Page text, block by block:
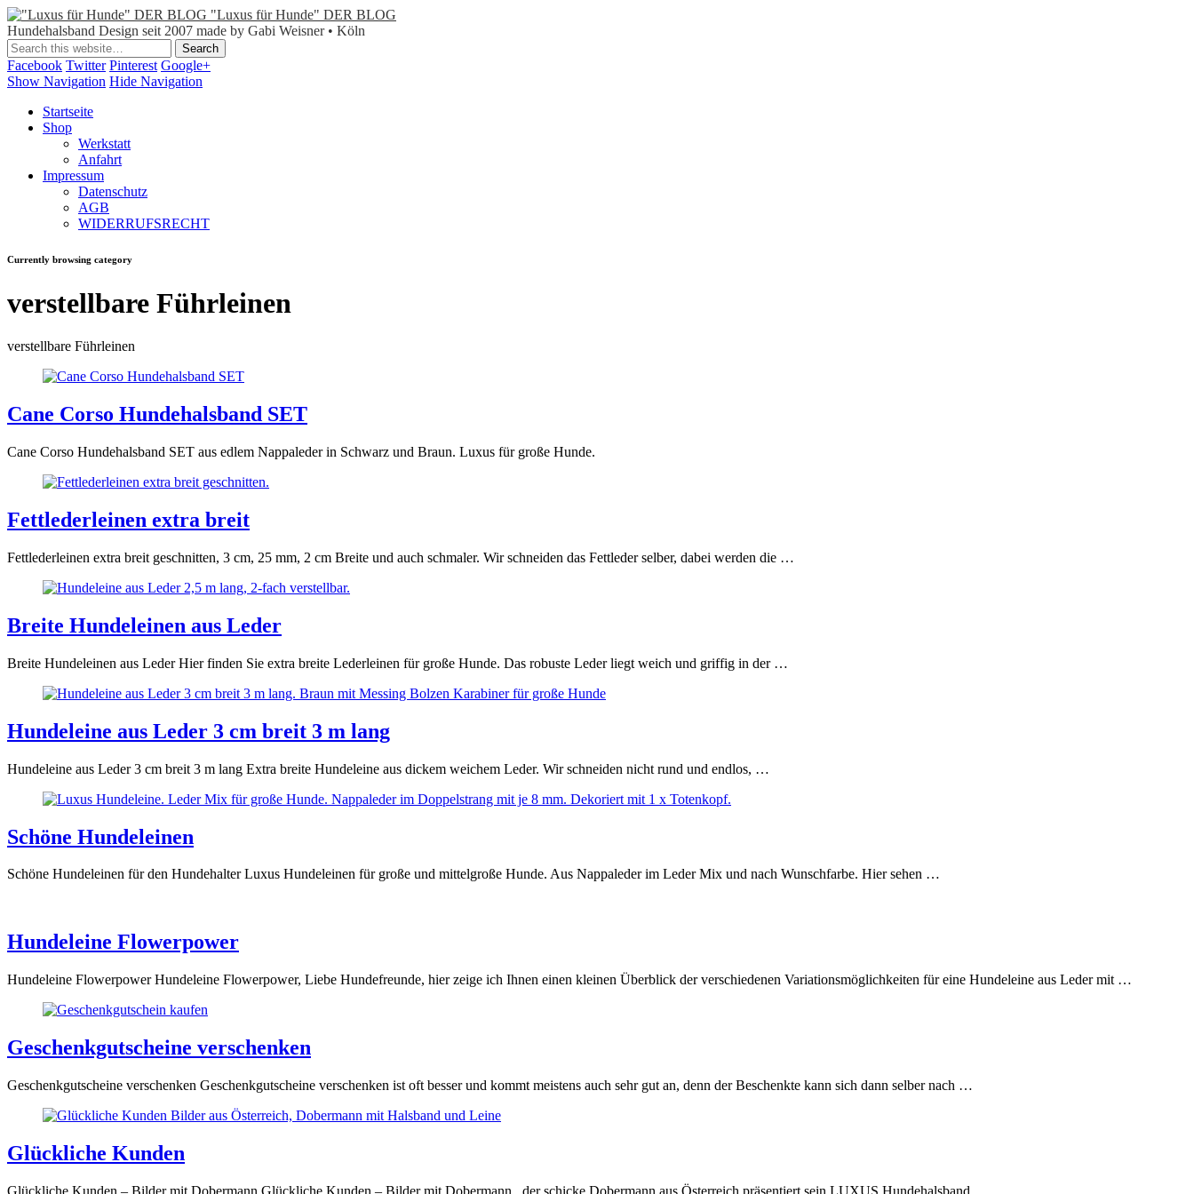
"Luxus für Hunde" DER BLOG
Hundehalsband Design seit 2007 made by Gabi Weisner • Köln
Facebook Twitter Pinterest Google+
Show Navigation Hide Navigation
Startseite
Shop
Werkstatt
Anfahrt
Impressum
Datenschutz
AGB
WIDERRUFSRECHT
Currently browsing category
verstellbare Führleinen
verstellbare Führleinen
Cane Corso Hundehalsband SET
Cane Corso Hundehalsband SET aus edlem Nappaleder in Schwarz und Braun. Luxus für große Hunde.
Fettlederleinen extra breit
Fettlederleinen extra breit geschnitten, 3 cm, 25 mm, 2 cm Breite und auch schmaler. Wir schneiden das Fettleder selber, dabei werden die …
Breite Hundeleinen aus Leder
Breite Hundeleinen aus Leder Hier finden Sie extra breite Lederleinen für große Hunde. Das robuste Leder liegt weich und griffig in der …
Hundeleine aus Leder 3 cm breit 3 m lang
Hundeleine aus Leder 3 cm breit 3 m lang Extra breite Hundeleine aus dickem weichem Leder. Wir schneiden nicht rund und endlos, …
Schöne Hundeleinen
Schöne Hundeleinen für den Hundehalter Luxus Hundeleinen für große und mittelgroße Hunde. Aus Nappaleder im Leder Mix und nach Wunschfarbe. Hier sehen …
Hundeleine Flowerpower
Hundeleine Flowerpower Hundeleine Flowerpower, Liebe Hundefreunde, hier zeige ich Ihnen einen kleinen Überblick der verschiedenen Variationsmöglichkeiten für eine Hundeleine aus Leder mit …
Geschenkgutscheine verschenken
Geschenkgutscheine verschenken Geschenkgutscheine verschenken ist oft besser und kommt meistens auch sehr gut an, denn der Beschenkte kann sich dann selber nach …
Glückliche Kunden
Glückliche Kunden – Bilder mit Dobermann Glückliche Kunden – Bilder mit Dobermann , der schicke Dobermann aus Österreich präsentiert sein LUXUS Hundehalsband …